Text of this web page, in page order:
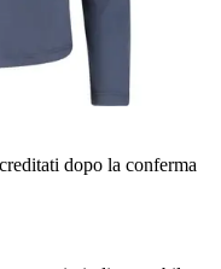
dopo la conferma